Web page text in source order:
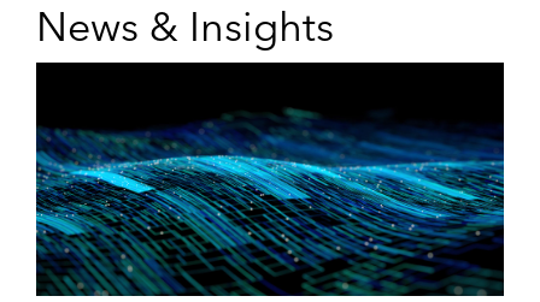
News & Insights